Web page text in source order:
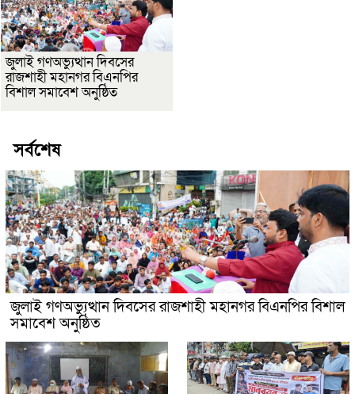
জুলাই গণঅভ্যুত্থান দিবসের
রাজশাহী মহানগর বিএনপির
বিশাল সমাবেশ অনুষ্ঠিত
সর্বশেষ
জুলাই গণঅভ্যুত্থান দিবসের রাজশাহী মহানগর বিএনপির বিশাল
সমাবেশ অনুষ্ঠিত